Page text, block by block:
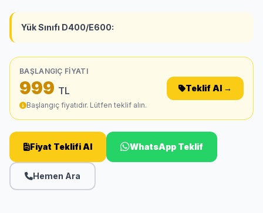
Yük Sınıfı D400/E600:
BAŞLANGIÇ FIYATI
999 TL
Başlangıç fiyatıdır. Lütfen teklif alın.
Teklif Al →
Fiyat Teklifi Al WhatsApp Teklif
Hemen Ara